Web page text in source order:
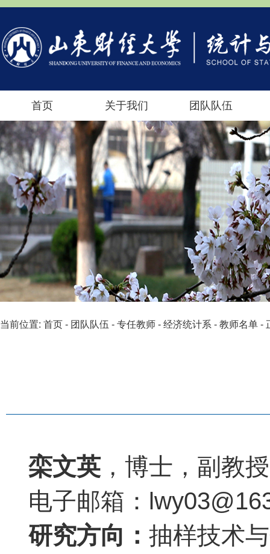
首页 关于我们 团队队伍
当前位置: 首页 - 团队队伍 - 专任教师 - 经济统计系 - 教师名单 -
栾文英 ，博士，副教
电子邮箱：
研究方向：抽样技术